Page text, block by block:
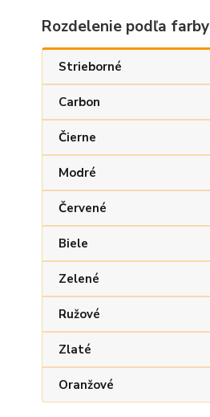
Rozdelenie podľa farby
Strieborné
Carbon
Čierne
Modré
Červené
Biele
Zelené
Ružové
Zlaté
Oranžové